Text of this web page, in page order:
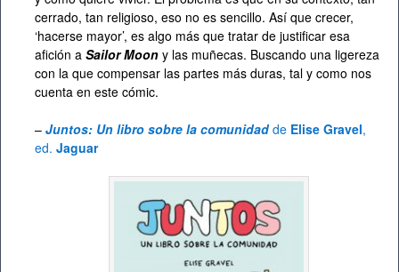
cerrado, tan religioso, eso no es sencillo. Así que crecer,
‘hacerse mayor’, es algo más que tratar de justificar esa
afición a Sailor Moon y las muñecas. Buscando una ligereza
con la que compensar las partes más duras, tal y como nos
cuenta en este cómic.
– Juntos: Un libro sobre la comunidadde Elise Gravel,
ed. Jaguar